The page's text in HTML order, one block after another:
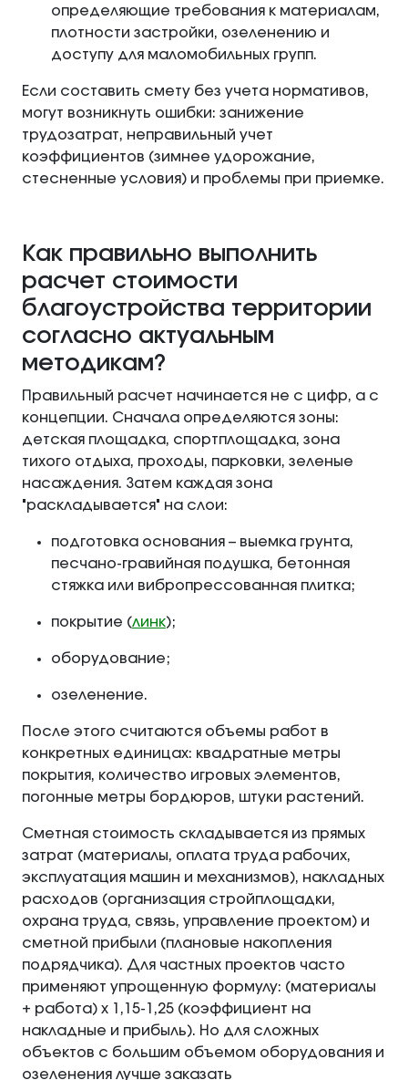
определяющие требования к материалам,
плотности застройки, озеленению и
доступу для маломобильных групп.
Если составить смету без учета нормативов,
могут возникнуть ошибки: занижение
трудозатрат, неправильный учет
коэффициентов (зимнее удорожание,
стесненные условия) и проблемы при приемке.
Как правильно выполнить
расчет стоимости
благоустройства территории
согласно актуальным
методикам?
Правильный расчет начинается не с цифр, а с
концепции. Сначала определяются зоны:
детская площадка, спортплощадка, зона
тихого отдыха, проходы, парковки, зеленые
насаждения. Затем каждая зона
"раскладывается" на слои:
подготовка основания – выемка грунта,
песчано-гравийная подушка, бетонная
стяжка или вибропрессованная плитка;
покрытие (линк);
оборудование;
озеленение.
После этого считаются объемы работ в
конкретных единицах: квадратные метры
покрытия, количество игровых элементов,
погонные метры бордюров, штуки растений.
Сметная стоимость складывается из прямых
затрат (материалы, оплата труда рабочих,
эксплуатация машин и механизмов), накладных
расходов (организация стройплощадки,
охрана труда, связь, управление проектом) и
сметной прибыли (плановые накопления
подрядчика). Для частных проектов часто
применяют упрощенную формулу: (материалы
+ работа) х 1,15-1,25 (коэффициент на
накладные и прибыль). Но для сложных
объектов с большим объемом оборудования и
озеленения лучше заказать